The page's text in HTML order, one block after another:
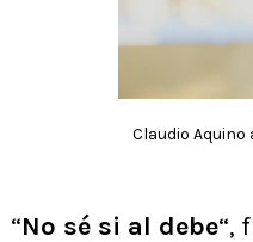
Claudio Aquino
“No sé si al debe“,